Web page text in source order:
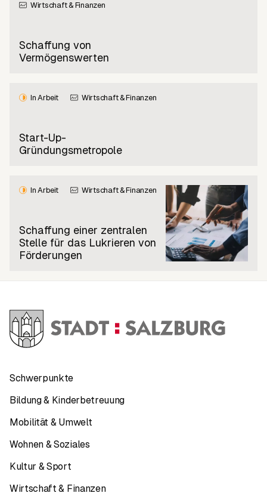
Wirtschaft & Finanzen
Schaffung von
Vermögenswerten
In Arbeit Wirtschaft & Finanzen
Start-Up-
Gründungsmetropole
In Arbeit Wirtschaft & Finanzen
Schaffung einer zentralen
Stelle für das Lukrieren von
Förderungen
Schwerpunkte
Bildung & Kinderbetreuung
Mobilität & Umwelt
Wohnen & Soziales
Kultur & Sport
Wirtschaft & Finanzen